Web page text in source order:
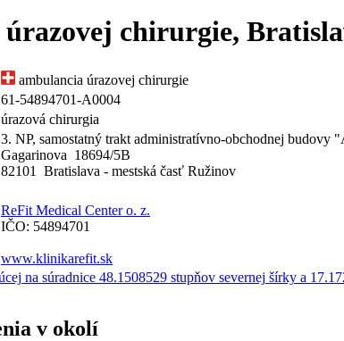
chirurgie,
ambulancia úrazovej chirurgie
61-54894701-A0004
úrazová chirurgia
3. NP, samostatný trakt administratívno-obchodnej budovy
Gagarinova 18694/5B
82101 Bratislava - mestská časť Ružinov
ReFit Medical Center o. z.
IČO: 54894701
www.klinikarefit.sk
v okolí